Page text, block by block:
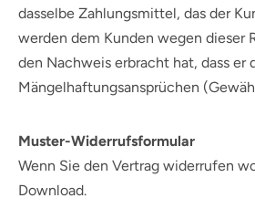
dasselbe Zahlungsmittel, das der
werden dem Kunden wegen dieser
den Nachweis erbracht hat, dass
Mängelhaftungsansprüchen
Muster-Widerrufsformular
Wenn Sie den Vertrag widerrufen
Download.